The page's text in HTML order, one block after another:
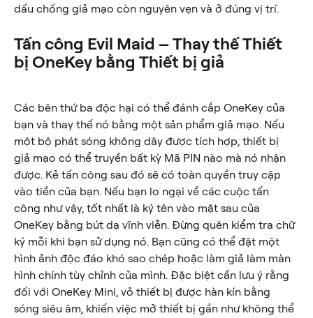
dấu chống giả mạo còn nguyên vẹn và ở đúng vị trí.
Tấn công Evil Maid – Thay thế Thiết
bị OneKey bằng Thiết bị giả
Các bên thứ ba độc hại có thể đánh cắp OneKey của
bạn và thay thế nó bằng một sản phẩm giả mạo. Nếu
một bộ phát sóng không dây được tích hợp, thiết bị
giả mạo có thể truyền bất kỳ Mã PIN nào mà nó nhận
được. Kẻ tấn công sau đó sẽ có toàn quyền truy cập
vào tiền của bạn. Nếu bạn lo ngại về các cuộc tấn
công như vậy, tốt nhất là ký tên vào mặt sau của
OneKey bằng bút dạ vĩnh viễn. Đừng quên kiểm tra chữ
ký mỗi khi bạn sử dụng nó. Bạn cũng có thể đặt một
hình ảnh độc đáo khó sao chép hoặc làm giả làm màn
hình chính tùy chỉnh của mình. Đặc biệt cần lưu ý rằng
đối với OneKey Mini, vỏ thiết bị được hàn kín bằng
sóng siêu âm, khiến việc mở thiết bị gần như không thể